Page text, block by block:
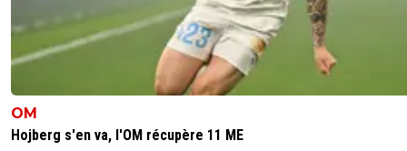
OM
Hojberg s'en va, l'OM récupère 11 ME